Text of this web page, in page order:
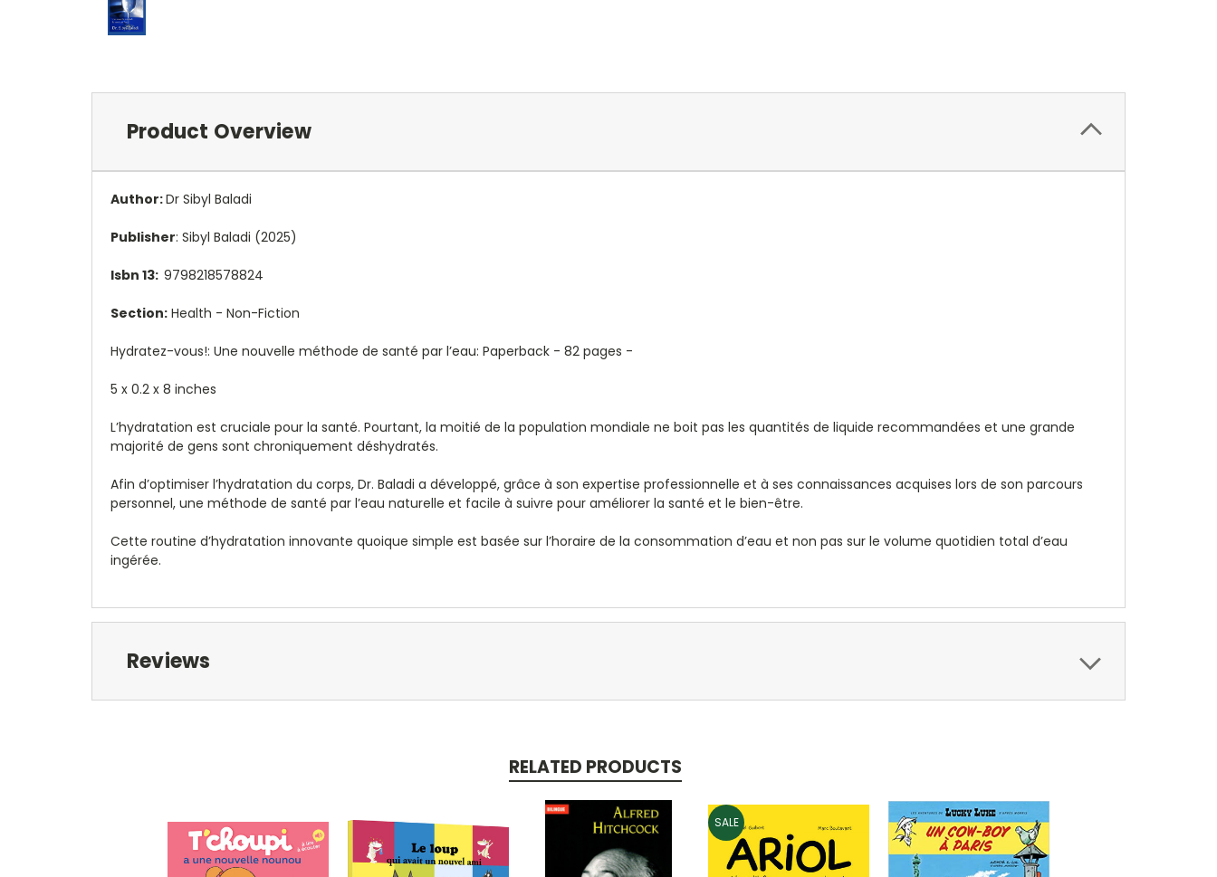
Product Overview
Author:Dr Sibyl Baladi
Publisher: Sibyl Baladi (2025)
Isbn 13: 9798218578824
Section: Health - Non-Fiction
Hydratez-vous!: Une nouvelle méthode de santé par l’eau: Paperback - 82 pages -
5 x 0.2 x 8 inches
L’hydratation est cruciale pour la santé. Pourtant, la moitié de la population mondiale ne boit pas les quantités de liquide recommandées et une grande
majorité de gens sont chroniquement déshydratés.
Afin d’optimiser l’hydratation du corps, Dr. Baladi a développé, grâce à son expertise professionnelle et à ses connaissances acquises lors de son parcours
personnel, une méthode de santé par l’eau naturelle et facile à suivre pour améliorer la santé et le bien-être.
Cette routine d’hydratation innovante quoique simple est basée sur l’horaire de la consommation d’eau et non pas sur le volume quotidien total d’eau
ingérée.
Reviews
RELATED PRODUCTS
SALE